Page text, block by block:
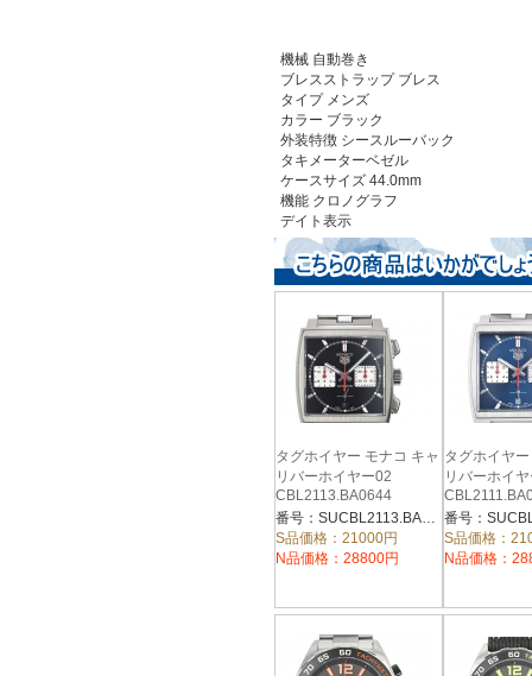
機械 自動巻き
ブレスストラップ ブレス
タイプ メンズ
カラー ブラック
外装特徴 シースルーバック
タキメーターベゼル
ケースサイズ 44.0mm
機能 クロノグラフ
デイト表示
タグホイヤー モナコ キャ
リバーホイヤー02
CBL2113.BA0644
番号：SUCBL2113.BA0644
S品価格：21000円
N品価格：28800円
タグホイヤ
リバーホイ
S品価格：
N品価格：